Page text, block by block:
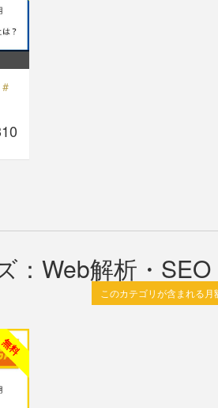
：Web解析・SEO
このカテゴリが含まれる月
無料